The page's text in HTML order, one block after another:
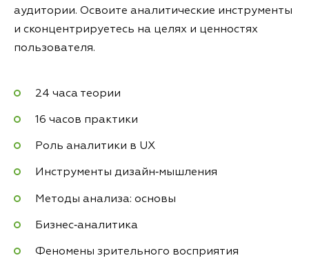
аудитории. Освоите аналитические инструменты
и сконцентрируетесь на целях и ценностях
пользователя.
24 часа теории
16 часов практики
Роль аналитики в UX
Инструменты дизайн‑мышления
Методы анализа: основы
Бизнес‑аналитика
Феномены зрительного восприятия